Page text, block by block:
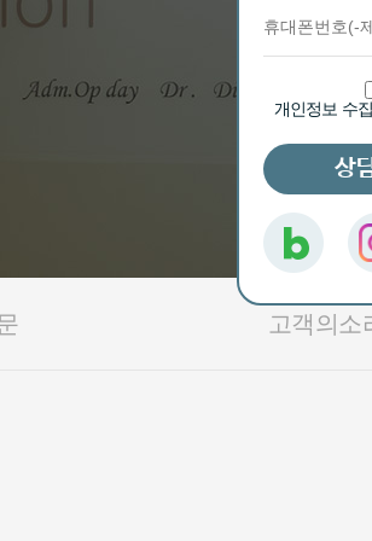
고객의소
개인정보 수
상